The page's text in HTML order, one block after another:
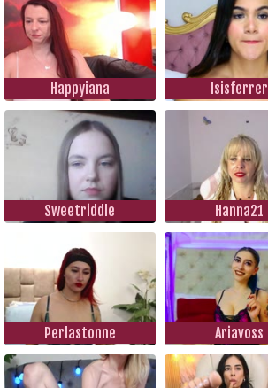
Happyiana Isisferrer
Sweetriddle Hanna21
Perlastonne Ariavoss